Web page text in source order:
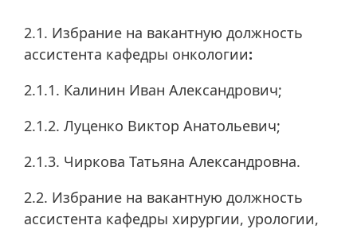
2.1. Избрание на вакантную должность
ассистента кафедры онкологии:
2.1.1. Калинин Иван Александрович;
2.1.2. Луценко Виктор Анатольевич;
2.1.3. Чиркова Татьяна Александровна.
2.2. Избрание на вакантную должность
ассистента кафедры хирургии, урологии,